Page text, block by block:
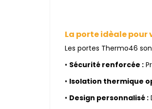
La porte idèale pour
Les portes Thermo46
• Sécurité renforcée :
• Isolation thermique
• Design personnalisé :